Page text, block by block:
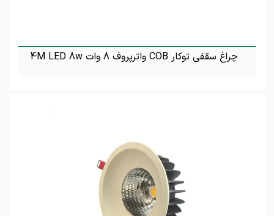
چراغ سقفی توکار COB واترپروف 8 وات 4M LED 8w